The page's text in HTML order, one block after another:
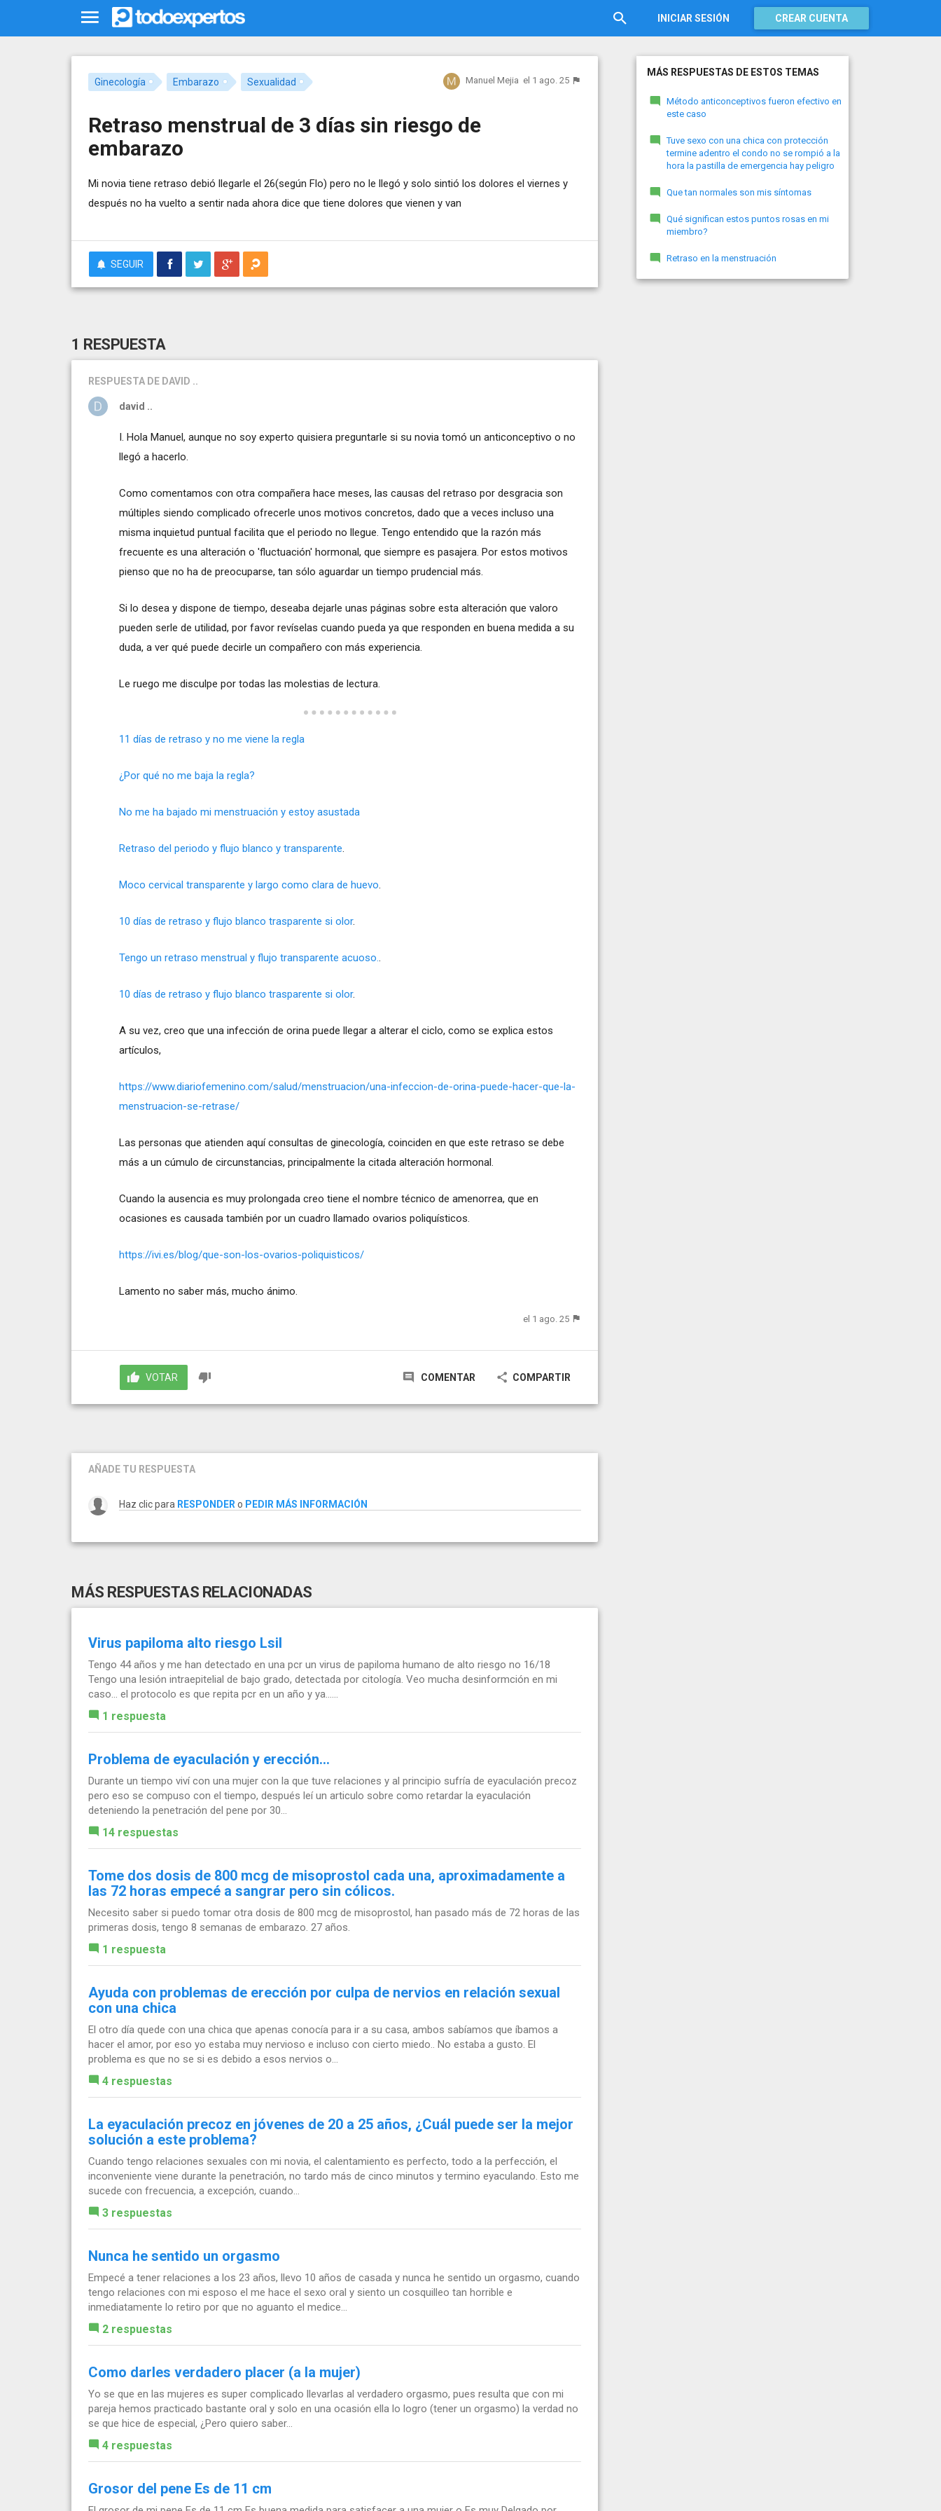
INICIAR SESIÓN CREAR CUENTA
Ginecología Embarazo Sexualidad Manuel Mejia el 1 ago. 25
Retraso menstrual de 3 días sin riesgo de
embarazo
Mi novia tiene retraso debió llegarle el 26(según Flo) pero no le llegó y solo sintió los dolores el viernes y
después no ha vuelto a sentir nada ahora dice que tiene dolores que vienen y van
SEGUIR
1 RESPUESTA
RESPUESTA DE DAVID ..
david ..
I. Hola Manuel, aunque no soy experto quisiera preguntarle si su novia tomó un anticonceptivo o no
llegó a hacerlo.
Como comentamos con otra compañera hace meses, las causas del retraso por desgracia son
múltiples siendo complicado ofrecerle unos motivos concretos, dado que a veces incluso una
misma inquietud puntual facilita que el periodo no llegue. Tengo entendido que la razón más
frecuente es una alteración o 'fluctuación' hormonal, que siempre es pasajera. Por estos motivos
pienso que no ha de preocuparse, tan sólo aguardar un tiempo prudencial más.
Si lo desea y dispone de tiempo, deseaba dejarle unas páginas sobre esta alteración que valoro
pueden serle de utilidad, por favor revíselas cuando pueda ya que responden en buena medida a su
duda, a ver qué puede decirle un compañero con más experiencia.
Le ruego me disculpe por todas las molestias de lectura.
11 días de retraso y no me viene la regla
¿Por qué no me baja la regla?
No me ha bajado mi menstruación y estoy asustada
Retraso del periodo y flujo blanco y transparente.
Moco cervical transparente y largo como clara de huevo.
10 días de retraso y flujo blanco trasparente si olor.
Tengo un retraso menstrual y flujo transparente acuoso..
10 días de retraso y flujo blanco trasparente si olor.
A su vez, creo que una infección de orina puede llegar a alterar el ciclo, como se explica estos
artículos,
https://www.diariofemenino.com/salud/menstruacion/una-infeccion-de-orina-puede-hacer-que-la-
menstruacion-se-retrase/
Las personas que atienden aquí consultas de ginecología, coinciden en que este retraso se debe
más a un cúmulo de circunstancias, principalmente la citada alteración hormonal.
Cuando la ausencia es muy prolongada creo tiene el nombre técnico de amenorrea, que en
ocasiones es causada también por un cuadro llamado ovarios poliquísticos.
https://ivi.es/blog/que-son-los-ovarios-poliquisticos/
Lamento no saber más, mucho ánimo.
el 1 ago. 25
VOTAR COMENTAR COMPARTIR
AÑADE TU RESPUESTA
Haz clic para RESPONDER o PEDIR MÁS INFORMACIÓN
MÁS RESPUESTAS RELACIONADAS
Virus papiloma alto riesgo Lsil
Tengo 44 años y me han detectado en una pcr un virus de papiloma humano de alto riesgo no 16/18
Tengo una lesión intraepitelial de bajo grado, detectada por citología. Veo mucha desinformción en mi
caso… el protocolo es que repita pcr en un año y ya…...
1 respuesta
Problema de eyaculación y erección...
Durante un tiempo viví con una mujer con la que tuve relaciones y al principio sufría de eyaculación precoz
pero eso se compuso con el tiempo, después leí un articulo sobre como retardar la eyaculación
deteniendo la penetración del pene por 30...
14 respuestas
Tome dos dosis de 800 mcg de misoprostol cada una, aproximadamente a
las 72 horas empecé a sangrar pero sin cólicos.
Necesito saber si puedo tomar otra dosis de 800 mcg de misoprostol, han pasado más de 72 horas de las
primeras dosis, tengo 8 semanas de embarazo. 27 años.
1 respuesta
Ayuda con problemas de erección por culpa de nervios en relación sexual
con una chica
El otro día quede con una chica que apenas conocía para ir a su casa, ambos sabíamos que íbamos a
hacer el amor, por eso yo estaba muy nervioso e incluso con cierto miedo.. No estaba a gusto. El
problema es que no se si es debido a esos nervios o...
4 respuestas
La eyaculación precoz en jóvenes de 20 a 25 años, ¿Cuál puede ser la mejor
solución a este problema?
Cuando tengo relaciones sexuales con mi novia, el calentamiento es perfecto, todo a la perfección, el
inconveniente viene durante la penetración, no tardo más de cinco minutos y termino eyaculando. Esto me
sucede con frecuencia, a excepción, cuando...
3 respuestas
Nunca he sentido un orgasmo
Empecé a tener relaciones a los 23 años, llevo 10 años de casada y nunca he sentido un orgasmo, cuando
tengo relaciones con mi esposo el me hace el sexo oral y siento un cosquilleo tan horrible e
inmediatamente lo retiro por que no aguanto el medice...
2 respuestas
Como darles verdadero placer (a la mujer)
Yo se que en las mujeres es super complicado llevarlas al verdadero orgasmo, pues resulta que con mi
pareja hemos practicado bastante oral y solo en una ocasión ella lo logro (tener un orgasmo) la verdad no
se que hice de especial, ¿Pero quiero saber...
4 respuestas
Grosor del pene Es de 11 cm
MÁS RESPUESTAS DE ESTOS TEMAS
Método anticonceptivos fueron efectivo en
este caso
Tuve sexo con una chica con protección
termine adentro el condo no se rompió a la
hora la pastilla de emergencia hay peligro
Que tan normales son mis síntomas
Qué significan estos puntos rosas en mi
miembro?
Retraso en la menstruación